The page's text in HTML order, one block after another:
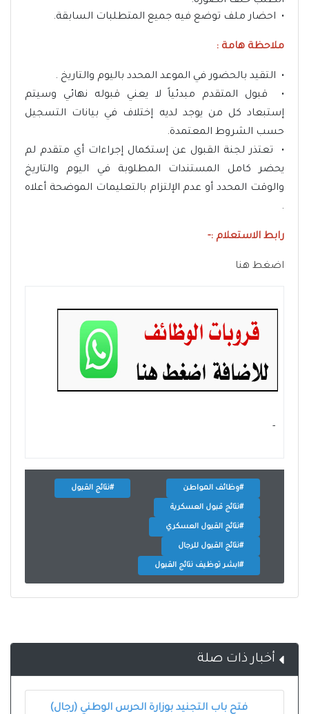
• احضار ملف توضع فيه جميع المتطلبات السابقة.
ملاحظة هامة :
• التقيد بالحضور في الموعد المحدد باليوم والتاريخ .
• قبول المتقدم مبدئياً لا يعني قبوله نهائي وسيتم
إستبعاد كل من يوجد لديه إختلاف في بيانات التسجيل
حسب الشروط المعتمدة.
• تعتذر لجنة القبول عن إستكمال إجراءات أي متقدم لم
يحضر كامل المستندات المطلوبة في اليوم والتاريخ
والوقت المحدد أو عدم الإلتزام بالتعليمات الموضحة أعلاه
.
رابط الاستعلام :-
اضغط هنا
- ‏
#وظائف المواطن #نتائج القبول
#نتائج قبول العسكرية
#نتائج القبول العسكري
#نتائج القبول للرجال
#ابشر توظيف نتائج القبول
أخبار ذات صلة
فتح باب التجنيد بوزارة الحرس الوطني (رجال)